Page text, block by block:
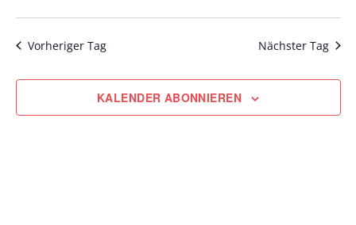
Vorheriger Tag Nächster Tag
KALENDER ABONNIEREN